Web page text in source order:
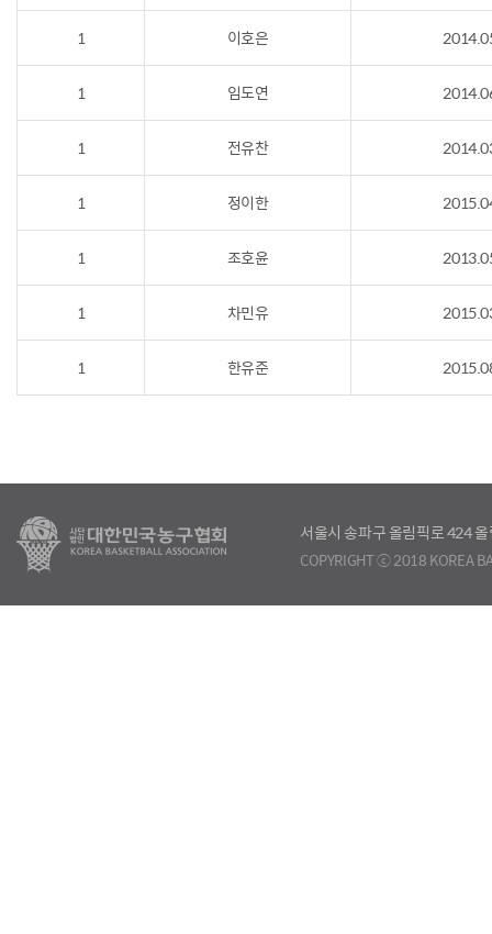
1 이호은
1 임도연
1 전유찬
1 정이한
1 조호윤
1 차민유
1 한유준
서울시 송파구 올림픽로 424
COPYRIGHT ⓒ 2018 KOREA